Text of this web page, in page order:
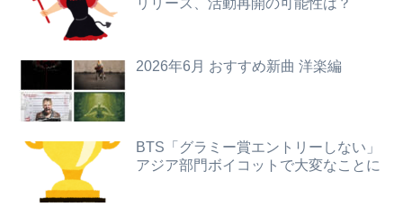
【悲報】露悪系アニメ、最盛期へｗｗｗｗｗ
【動画】ロシアの空挺兵、パラシュートが開かずに墜落してしまう。
可愛すぎるおむすび屋さん（28）、新店舗に4000万円クラファンした成功した結果弱男集団から叩かれてしまうｗｗｗｗ
リリース、活動再開の可能性は？
2026年6月 おすすめ新曲 洋楽編
BTS「グラミー賞エントリーしない」
アジア部門ボイコットで大変なことに